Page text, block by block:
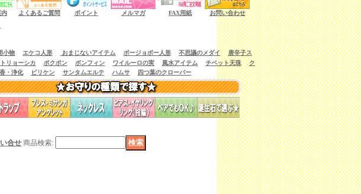
内 よくあるご質問 ポイント メルマガ FAX用紙
お問い合わせ
小物 エケコ人形 おまじないアイテム ボージョボー人形 不思議のメダイ
唐辛子ス
リョーシカ ポクポン ボンフィン ワイルーロの実 風水アイテム チベット天珠
ク
・浄化 ビリケン サンタムエルテ ハムサ 四つ葉のクローバー
合せ 商品検索: